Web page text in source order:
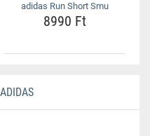
adidas Run Short Smu
8990 Ft